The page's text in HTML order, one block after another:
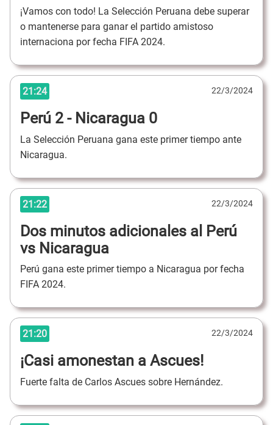
¡Vamos con todo! La Selección Peruana debe superar
o mantenerse para ganar el partido amistoso
internaciona por fecha FIFA 2024.
21:24 22/3/2024
Perú 2 - Nicaragua 0
La Selección Peruana gana este primer tiempo ante
Nicaragua.
21:22 22/3/2024
Dos minutos adicionales al Perú
vs Nicaragua
Perú gana este primer tiempo a Nicaragua por fecha
FIFA 2024.
21:20 22/3/2024
¡Casi amonestan a Ascues!
Fuerte falta de Carlos Ascues sobre Hernández.